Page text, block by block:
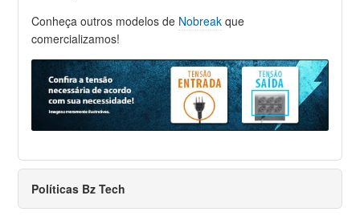
Conheça outros modelos de Nobreak que
comercializamos!
Políticas Bz Tech